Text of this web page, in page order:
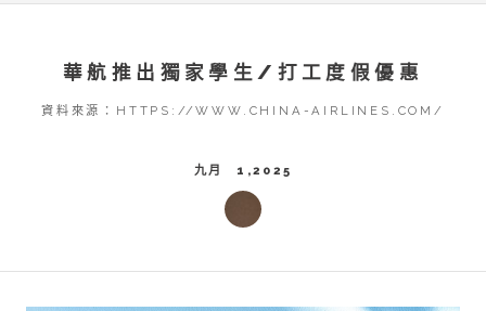
華航推出獨家學生/打工度假優惠
資料來源：HTTPS://WWW.CHINA-AIRLINES.COM/
九月 1,2025